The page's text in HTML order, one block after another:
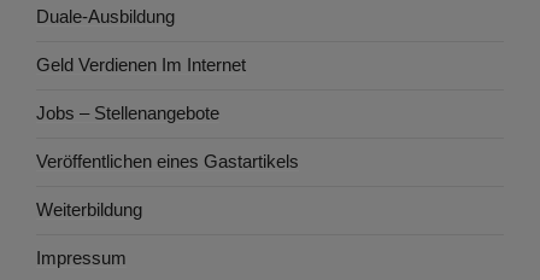
Duale-Ausbildung
Geld Verdienen Im Internet
Jobs – Stellenangebote
Veröffentlichen eines Gastartikels
Weiterbildung
Impressum